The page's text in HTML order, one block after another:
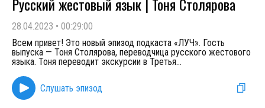
28.04.2023 • 00:29:00
Всем привет! Это новый эпизод подкаста «ЛУЧ». Гость
выпуска — Тоня Столярова, переводчица русского жестового
языка. Тоня переводит экскурсии в Третья...
Слушать эпизод